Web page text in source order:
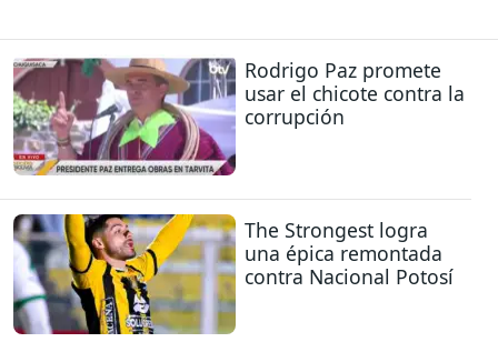
Rodrigo Paz promete
usar el chicote contra la
corrupción
The Strongest logra
una épica remontada
contra Nacional Potosí